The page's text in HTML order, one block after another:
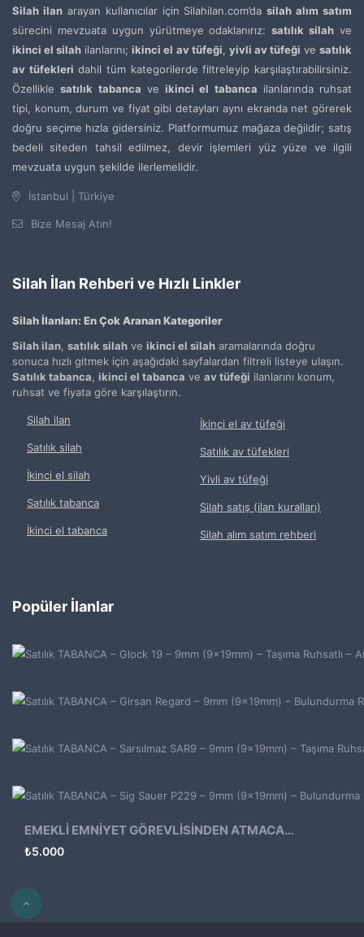
Silah ilanarayan kullanıcılar için Silahilan.com’dasilah alım satım
sürecini mevzuata uygun yürütmeye odaklanırız:satılık silah ve
ikinci el silah ilanlarını;ikinci el av tüfeği, yivli av tüfeği vesatılık
av tüfekleri dahil tüm kategorilerde filtreleyip karşılaştırabilirsiniz.
Özelliklesatılık tabanca ve ikinci el tabanca ilanlarında ruhsat
tipi, konum, durum ve fiyat gibi detayları aynı ekranda net görerek
doğru seçime hızla gidersiniz. Platformumuz mağaza değildir; satış
bedeli siteden tahsil edilmez, devir işlemleri yüz yüze ve ilgili
mevzuata uygun şekilde ilerlemelidir.
İstanbul | Türkiye
Bize Mesaj Atın!
Silah İlan Rehberi ve Hızlı Linkler
Silah İlanları: En Çok Aranan Kategoriler
Silah ilan satılık silah ve ikinci el silah aramalarında doğru
sonuca hızlı gitmek için aşağıdaki sayfalardan filtreli listeye ulaşın.
Satılık tabanca ikinci el tabanca ve av tüfeği ilanlarını konum,
ruhsat ve fiyata göre karşılaştırın.
Silah ilan
Satılık silah
İkinci el silah
Satılık tabanca
İkinci el tabanca
İkinci el av tüfeği
Satılık av tüfekleri
Yivli av tüfeği
Silah satış (ilan kuralları)
Silah alım satım rehberi
Popüler İlanlar
EMEKLİ EMNİYET GÖREVLİSİNDEN ATMACA 53 KLASİK14
₺5.000